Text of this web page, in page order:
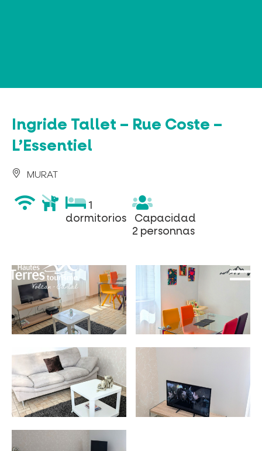
NO SE LO PIERDA
LA PLENA NATURALEZA
Ingride Tallet – Rue Coste –
L’Essentiel
MURAT
wifi
animaux
acceptés
1
dormitorios
1
dormitorios
Capacidad
2
Capacidad
2 personnas